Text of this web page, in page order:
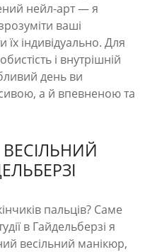
нейл-арт — я
ваші
їх індивідуально. Для
і внутрішній
день ви
а й впевненою та
пальців? Саме
в Гайдельберзі я
весільний манікюр,